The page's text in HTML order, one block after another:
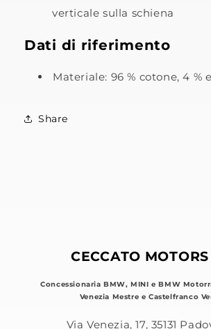
verticale sulla schiena
Dati di riferimento
Materiale: 96 % cotone, 4 %
Share
CECCATO
Concessionaria BMW, MINI e BMW
Venezia Mestre e Castelfranco
Via Venezia, 17, 35131